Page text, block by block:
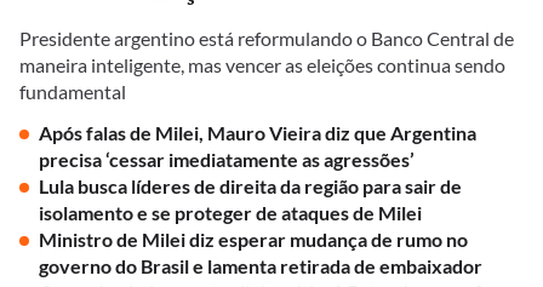
Presidente argentino está reformulando o Banco Central de
maneira inteligente, mas vencer as eleições continua sendo
fundamental
Após falas de Milei, Mauro Vieira diz que Argentina
precisa ‘cessar imediatamente as agressões’
Lula busca líderes de direita da região para sair de
isolamento e se proteger de ataques de Milei
Ministro de Milei diz esperar mudança de rumo no
governo do Brasil e lamenta retirada de embaixador